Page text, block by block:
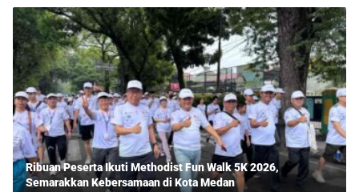
Ribuan Peserta Ikuti Methodist Fun Walk 5K 2026,
Semarakkan Kebersamaan di Kota Medan